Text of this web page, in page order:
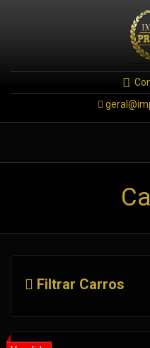
Filtrar Carros